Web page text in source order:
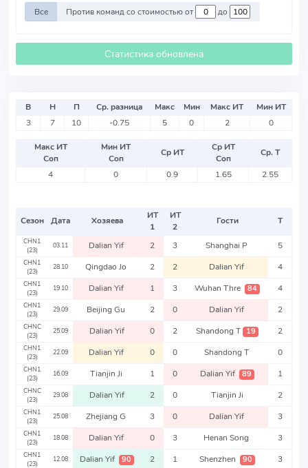
Все Против команд со стоимостью от до
Статистика обновлена
В Н П Ср. разница Макс Мин Макс ИТ
Мин ИТ
3
7 10 -0.75 5 0 2 0
Макс ИТ
Соп
Мин ИТ
Соп
Ср ИТ
Ср ИТ
Соп
Ср. Т
4
0 0.9 1.65 2.55
Сезон Дата Хозяева
ИТ
1
ИТ
2
Гости Т
CHN1
(23)
03.11 Dalian Yif 2 3 Shanghai P 5
CHN1
(23)
28.10 Qingdao Jo 2 2 Dalian Yif 4
CHN1
(23)
19.10 Dalian Yif 1 3 Wuhan Thre 84 4
CHN1
(23)
29.09 Beijing Gu 2 0 Dalian Yif 2
CHNC
(23)
25.09 Dalian Yif 0 2 Shandong T 19 2
CHN1
(23)
22.09 Dalian Yif 0 0 Shandong T 0
CHN1
(23)
16.09 Tianjin Ji 1 0 Dalian Yif 89 1
CHNC
(23)
29.08 Dalian Yif 2 0 Tianjin Ji 2
CHN1
(23)
25.08 Zhejiang G 3 0 Dalian Yif 3
CHN1
(23)
18.08 Dalian Yif 0 3 Henan Song 3
CHN1
(23)
12.08 Dalian Yif 90 2 1 Shenzhen 90 3